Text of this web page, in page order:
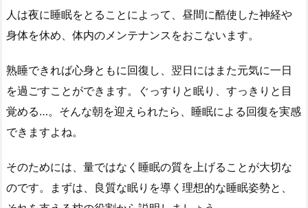
人は夜に睡眠をとることによって、昼間に酷使した神経や
身体を休め、体内のメンテナンスをおこないます。
熟睡できれば心身ともに回復し、翌日にはまた元気に一日
を過ごすことができます。ぐっすりと眠り、すっきりと目
覚める…。そんな朝を迎えられたら、睡眠による回復を実感
できますよね。
そのためには、量ではなく睡眠の質を上げることが大切な
のです。まずは、良質な眠りを導く理想的な睡眠姿勢と、